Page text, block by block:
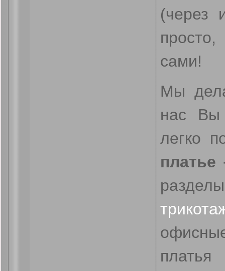
(через
сами!
Мы
нас Вы
легко
платье
платья